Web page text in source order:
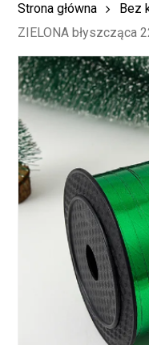
Strona główna Bez
ZIELONA błyszcząca